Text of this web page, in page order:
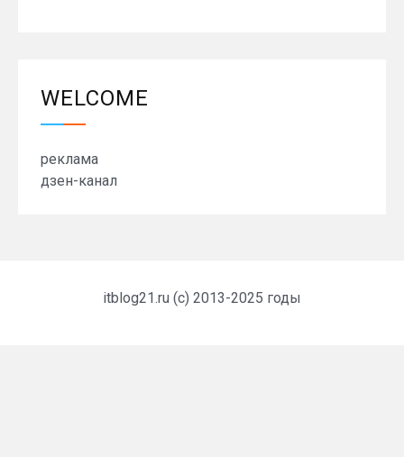
WELCOME
реклама
дзен-канал
itblog21.ru (c) 2013-2025 годы